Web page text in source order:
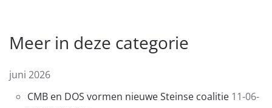
Meer in deze categorie
juni 2026
CMB en DOS vormen nieuwe Steinse coalitie 11-06-